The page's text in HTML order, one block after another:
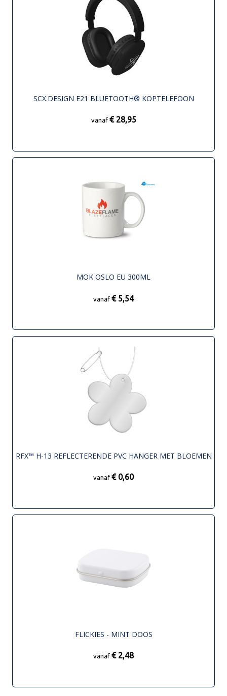
SCX.DESIGN E21 BLUETOOTH® KOPTELEFOON
vanaf € 28,95
MOK OSLO EU 300ML
vanaf € 5,54
RFX™ H-13 REFLECTERENDE PVC HANGER MET BLOEMEN
vanaf € 0,60
FLICKIES - MINT DOOS
vanaf € 2,48